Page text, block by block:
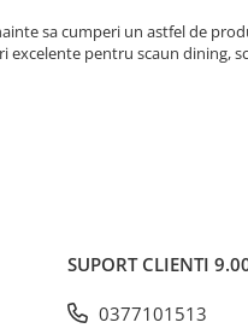
sa cumperi un astfel de
excelente pentru scaun dining,
SUPORT CLIENTI
0377101513